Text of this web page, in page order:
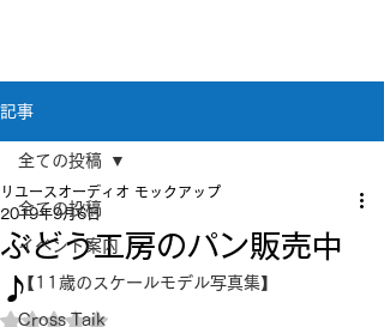
記事
全ての投稿
イベント案内
【11歳のスケールモデル写真集】
Cross Taik
全ての投稿
ぶどう工房のパン販売中
♪
リユースオーディオ モックアップ
2019年9月6日
5つ星のうちNaNと評価されています。